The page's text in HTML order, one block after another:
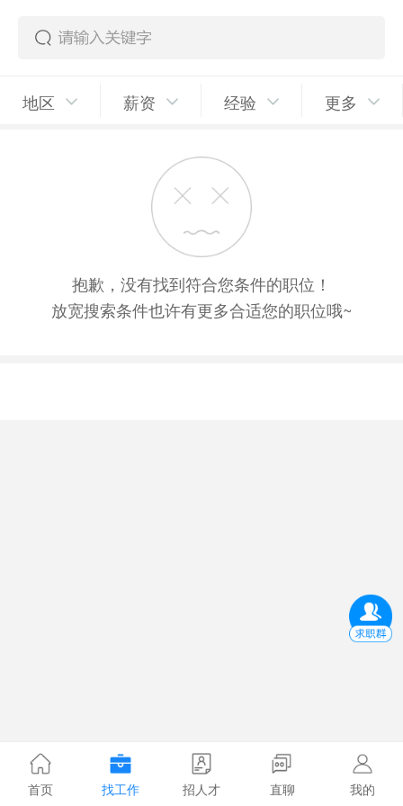
地区 薪资 经验 更多
抱歉，没有找到符合您条件的职位！
放宽搜索条件也许有更多合适您的职位哦~
首页 找工作 招人才 直聊 我的